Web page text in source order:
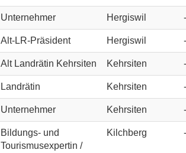
Unternehmer Hergiswil -
Alt-LR-Präsident Hergiswil -
Alt Landrätin Kehrsiten Kehrsiten -
Landrätin Kehrsiten -
Unternehmer Kehrsiten -
Bildungs- und
Tourismusexpertin /
Kilchberg -